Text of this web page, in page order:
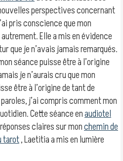
perspectives concernant
pris conscience que mon
Elle a mis en évidence
que je n’avais jamais remarqués.
séance puisse être à l’origine
je n’aurais cru que mon
être à l’origine de tant de
j’ai compris comment mon
Cette séance enaudiotel
claires sur monchemin de
tarot, Laetitia a mis en lumière